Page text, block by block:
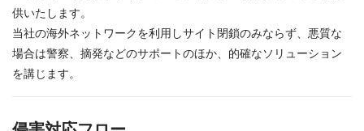
供いたします。
当社の海外ネットワークを利用しサイト閉鎖のみならず、悪質な
場合は警察、摘発などのサポートのほか、的確なソリューション
を講じます。